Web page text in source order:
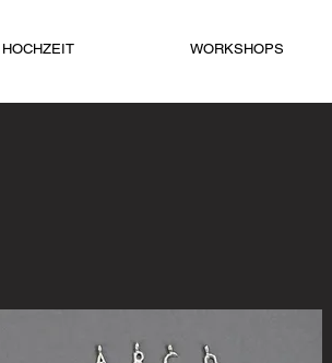
HOCHZEIT WORKSHOPS